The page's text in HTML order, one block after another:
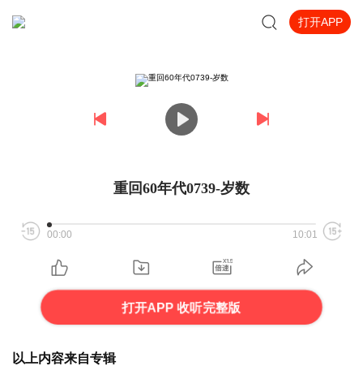
打开APP
重回60年代0739-岁数
00:00 10:01
打开APP 收听完整版
以上内容来自专辑